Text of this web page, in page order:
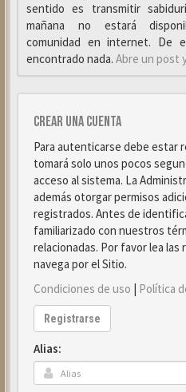
sentido es transmitir
mañana no estará
comunidad en internet. De
encontrado nada. Abre un post
Crear una cuenta
Para autenticarse debe estar
tomará solo unos pocos
acceso al sistema. La
además otorgar permisos
registrados. Antes de
familiarizado con nuestros
relacionadas. Por favor lea
navega por el Sitio.
Condiciones de uso | Política
Registrarse
Alias: